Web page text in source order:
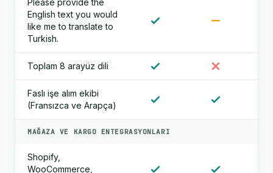
Please provide the
English text you would
like me to translate to
Turkish.
Toplam 8 arayüz dili
Faslı işe alım ekibi
(Fransızca ve Arapça)
MAĞAZA VE KARGO ENTEGRASYONLARI
Shopify,
WooCommerce,